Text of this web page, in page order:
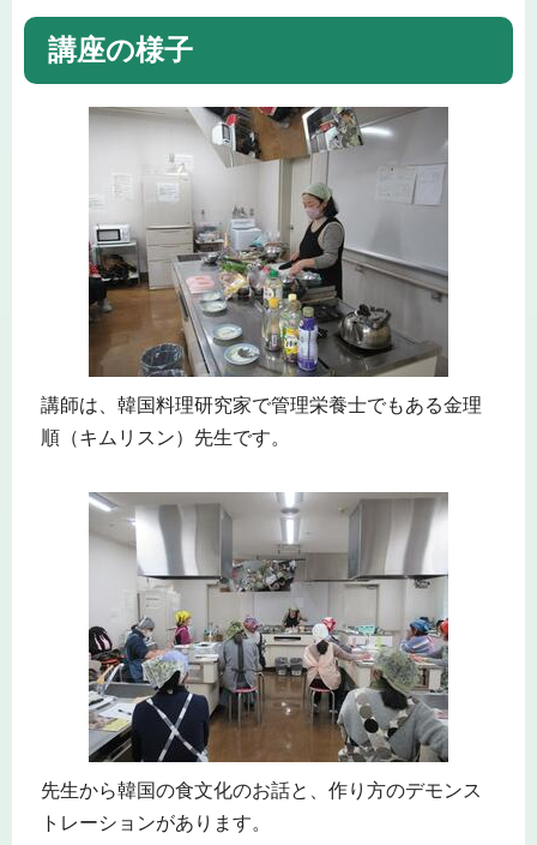
講座の様子
講師は、韓国料理研究家で管理栄養士でもある金理
順（キムリスン）先生です。
先生から韓国の食文化のお話と、作り方のデモンス
トレーションがあります。